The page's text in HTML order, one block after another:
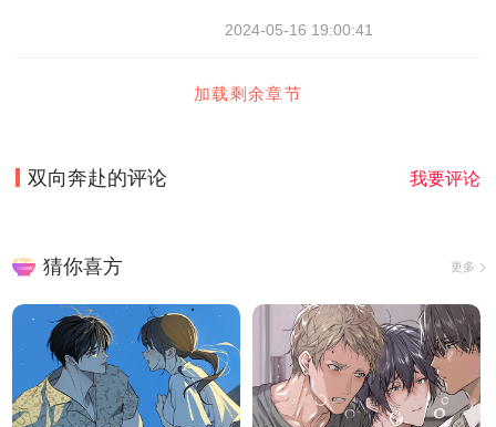
2024-05-16 19:00:41
加载剩余章节
双向奔赴的评论 我要评论
猜你喜方 更多